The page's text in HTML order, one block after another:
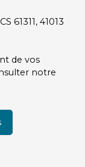
61311, 41013
de vos
notre